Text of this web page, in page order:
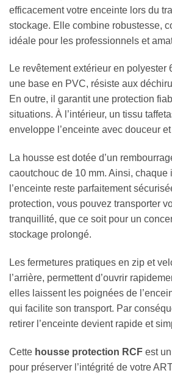
efficacement votre enceinte lors du
stockage. Elle combine robustesse,
idéale pour les professionnels et
Le revêtement extérieur en polyester
une base en PVC, résiste aux
En outre, il garantit une protection
situations. À l’intérieur, un tissu
enveloppe l’enceinte avec douceur
La housse est dotée d’un
caoutchouc de 10 mm. Ainsi, chaque
l’enceinte reste parfaitement
protection, vous pouvez transporter
tranquillité, que ce soit pour un
stockage prolongé.
Les fermetures pratiques en zip et
l’arrière, permettent d’ouvrir
elles laissent les poignées de
qui facilite son transport. Par
retirer l’enceinte devient rapide et
Cette housse protection RCF est
pour préserver l’intégrité de votre